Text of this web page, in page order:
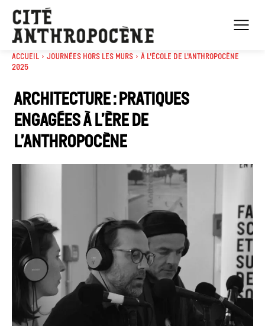
Accueil Journées Hors les murs
À l'école de l'Anthropocène
2025
Architecture : pratiques
engagées à l’ère de
l’Anthropocène